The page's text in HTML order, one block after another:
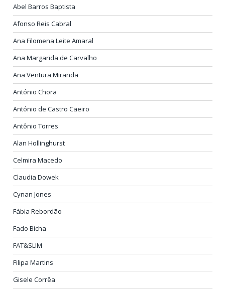
Abel Barros Baptista
Afonso Reis Cabral
Ana Filomena Leite Amaral
Ana Margarida de Carvalho
Ana Ventura Miranda
António Chora
António de Castro Caeiro
Antônio Torres
Alan Hollinghurst
Celmira Macedo
Claudia Dowek
Cynan Jones
Fábia Rebordão
Fado Bicha
FAT&SLIM
Filipa Martins
Gisele Corrêa